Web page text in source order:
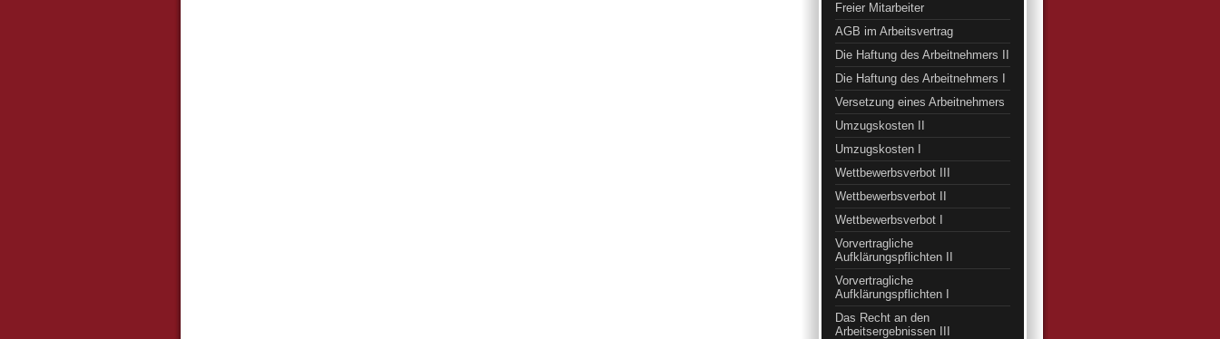
Freier Mitarbeiter
AGB im Arbeitsvertrag
Die Haftung des Arbeitnehmers II
Die Haftung des Arbeitnehmers I
Versetzung eines Arbeitnehmers
Umzugskosten II
Umzugskosten I
Wettbewerbsverbot III
Wettbewerbsverbot II
Wettbewerbsverbot I
Vorvertragliche
Aufklärungspflichten II
Vorvertragliche
Aufklärungspflichten I
Das Recht an den
Arbeitsergebnissen III